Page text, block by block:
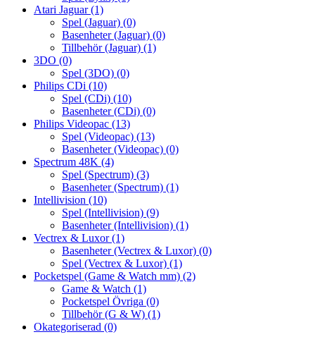
Atari Jaguar(1)
Spel (Jaguar) (0)
Basenheter (Jaguar) (0)
Tillbehör (Jaguar) (1)
3DO (0)
Spel (3DO) (0)
Philips CDi (10)
Spel (CDi) (10)
Basenheter (CDi) (0)
Philips Videopac (13)
Spel (Videopac) (13)
Basenheter (Videopac) (0)
Spectrum 48K (4)
Spel (Spectrum) (3)
Basenheter (Spectrum) (1)
Intellivision (10)
Spel (Intellivision) (9)
Basenheter (Intellivision) (1)
Vectrex & Luxor(1)
Basenheter (Vectrex & Luxor) (0)
Spel (Vectrex & Luxor) (1)
Pocketspel (Game & Watch mm) (2)
Game & Watch (1)
Pocketspel Övriga (0)
Tillbehör (G & W) (1)
Okategoriserad (0)